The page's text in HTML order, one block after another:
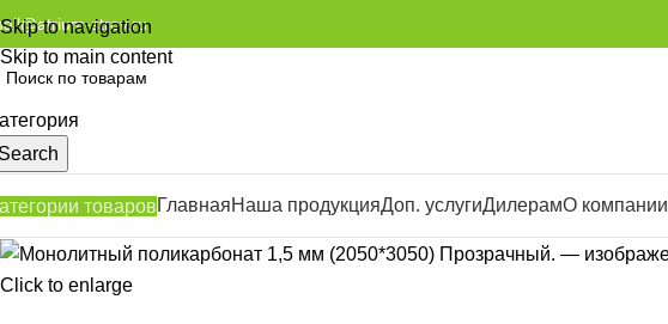
Skip to navigation
Skip to main content
stroy.ru
товаровГлавнаяНаша продукцияДоп. услугиДилерамО компании
Click to enlarge